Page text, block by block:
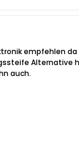
empfehlen
Alternative
auch.